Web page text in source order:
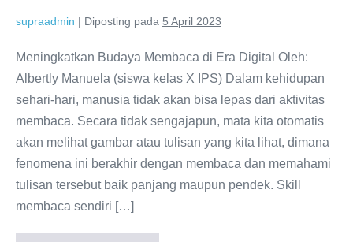
supraadmin | Diposting pada 5 April 2023
Meningkatkan Budaya Membaca di Era Digital Oleh:
Albertly Manuela (siswa kelas X IPS) Dalam kehidupan
sehari-hari, manusia tidak akan bisa lepas dari aktivitas
membaca. Secara tidak sengajapun, mata kita otomatis
akan melihat gambar atau tulisan yang kita lihat, dimana
fenomena ini berakhir dengan membaca dan memahami
tulisan tersebut baik panjang maupun pendek. Skill
membaca sendiri […]